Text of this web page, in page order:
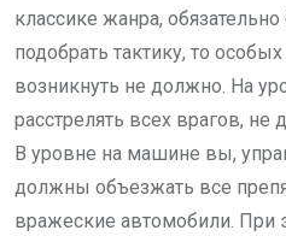
классике жанра,
подобрать тактику, то
возникнуть не должно. На
расстрелять всех врагов, не
В уровне на машине вы,
должны объезжать все
вражеские автомобили. При